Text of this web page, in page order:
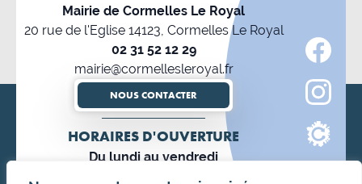
Mairie de Cormelles Le Royal
20 rue de l'Eglise 14123, Cormelles Le Royal
02 31 52 12 29
mairie@cormellesleroyal.fr
NOUS CONTACTER
HORAIRES D'OUVERTURE
Du lundi au vendredi